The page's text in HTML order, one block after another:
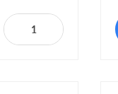
без подсветки
поворотно-
нажимной, с